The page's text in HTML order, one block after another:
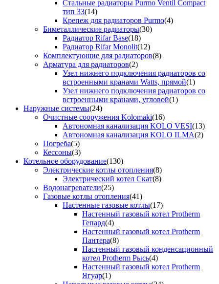
Стальные радиаторы Purmo Ventil Compact
тип 33(14)
Крепеж для радиаторов Purmo(4)
Биметаллические радиаторы(30)
Радиатор Rifar Base(18)
Радиатор Rifar Monolit(12)
Комплектующие для радиаторов(8)
Арматура для радиаторов(2)
Узел нижнего подключения радиаторов со
встроенными кранами Watts, прямой(1)
Узел нижнего подключения радиаторов со
встроенными кранами, угловой(1)
Наружные системы(24)
Очистные сооружения Kolomaki(16)
Автономная канализация KOLO VESI(13)
Автономная канализация KOLO ILMA(2)
Погреба(5)
Кессоны(3)
Котельное оборудование(130)
Электрические котлы отопления(8)
Электрический котел Скат(8)
Водонагреватели(25)
Газовые котлы отопления(41)
Настенные газовые котлы(17)
Настенный газовый котел Protherm
Гепард(4)
Настенный газовый котел Protherm
Пантера(8)
Настенный газовый конденсационный
котел Protherm Рысь(4)
Настенный газовый котел Protherm
Ягуар(1)